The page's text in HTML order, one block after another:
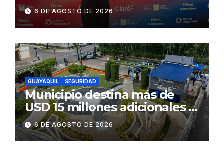
influyentes del Ecuador
6 DE AGOSTO DE 2026
GUAYAQUIL SEGURIDAD
Municipio destina más de
USD 15 millones adicionales a
SEGURA EP para fortalecer la
seguridad ciudadana
6 DE AGOSTO DE 2026